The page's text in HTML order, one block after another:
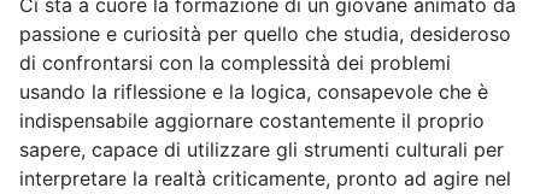
Ci sta a cuore la formazione di un giovane animato da
passione e curiosità per quello che studia, desideroso
di confrontarsi con la complessità dei problemi
usando la riflessione e la logica, consapevole che è
indispensabile aggiornare costantemente il proprio
sapere, capace di utilizzare gli strumenti culturali per
interpretare la realtà criticamente, pronto ad agire nel